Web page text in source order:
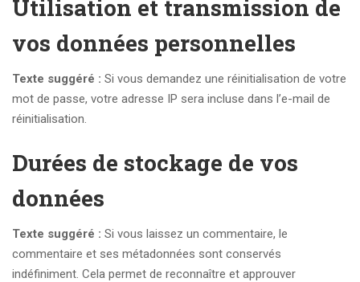
Utilisation et transmission de
vos données personnelles
Texte suggéré : Si vous demandez une réinitialisation de votre
mot de passe, votre adresse IP sera incluse dans l’e-mail de
réinitialisation.
Durées de stockage de vos
données
Texte suggéré : Si vous laissez un commentaire, le
commentaire et ses métadonnées sont conservés
indéfiniment. Cela permet de reconnaître et approuver